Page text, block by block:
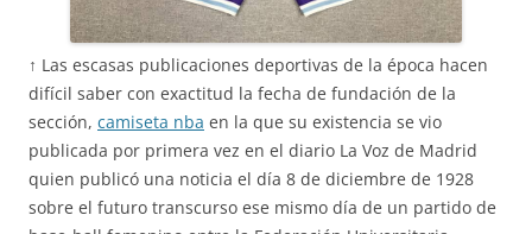
↑ Las escasas publicaciones deportivas de la época hacen
difícil saber con exactitud la fecha de fundación de la
sección, camiseta nba en la que su existencia se vio
publicada por primera vez en el diario La Voz de Madrid
quien publicó una noticia el día 8 de diciembre de 1928
sobre el futuro transcurso ese mismo día de un partido de